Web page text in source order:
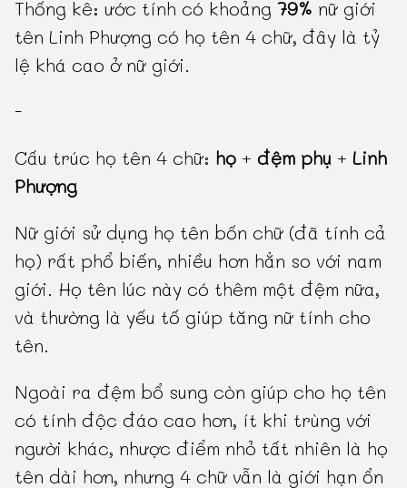
Thống kê: ước tính có khoảng79% nữ giới
tên Linh Phượng có họ tên 4 chữ, đây là tỷ
lệ khá cao ở nữ giới.
-
Cấu trúc họ tên 4 chữ: họ +đệm phụ +Linh
Phượng
Nữ giới sử dụng họ tên bốn chữ (đã tính cả
họ) rất phổ biến, nhiều hơn hẳn so với nam
giới. Họ tên lúc này có thêm một đệm nữa,
và thường là yếu tố giúp tăng nữ tính cho
tên.
Ngoài ra đệm bổ sung còn giúp cho họ tên
có tính độc đáo cao hơn, ít khi trùng với
người khác, nhược điểm nhỏ tất nhiên là họ
tên dài hơn, nhưng 4 chữ vẫn là giới hạn ổn